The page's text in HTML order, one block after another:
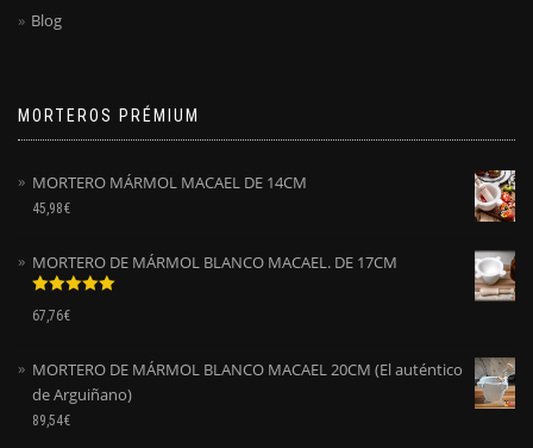
Blog
MORTEROS PRÉMIUM
MORTERO MÁRMOL MACAEL DE 14CM
45,98€
MORTERO DE MÁRMOL BLANCO MACAEL. DE 17CM
Valorado
con5.00
67,76€
MORTERO DE MÁRMOL BLANCO MACAEL 20CM (El auténtico
de Arguiñano)
89,54€